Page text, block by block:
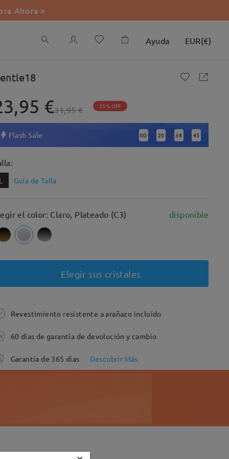
Ahora >
Ayuda EUR(€)
€31,95 € 25% OFF
Flash Sale 0D : 20 : 38 : 44
L Guía de Talla
el color: Claro, Plateado (C3) disponible
Elegir sus cristales
Revestimiento resistente a arañazo incluído
60 días de garantía de devolución y cambio
Garantía de 365 días Descubrir Más